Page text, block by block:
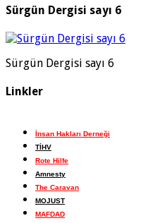
Sürgün Dergisi sayı 6
Sürgün Dergisi sayı 6
Linkler
İnsan Hakları Derneği
TİHV
Rote Hilfe
Amnesty
The Caravan
MOJUST
MAFDAD